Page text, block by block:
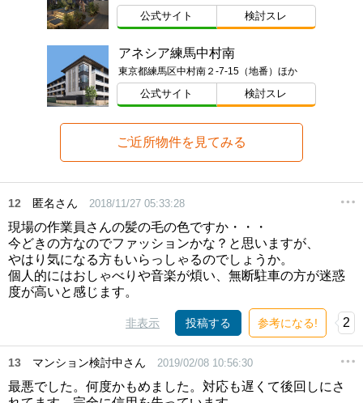
公式サイト 検討スレ
アネシア練馬中村南
東京都練馬区中村南２-7-15（地番）ほか
公式サイト 検討スレ
ご近所物件を見てみる
12 匿名さん 2018/11/27 05:33:28
現場の作業員さんの髪の毛の色ですか・・・
今どきの方なのでファッションかな？と思いますが、
やはり気になる方もいらっしゃるのでしょうか。
個人的にはおしゃべりや音楽が煩い、無断駐車の方が迷惑
度が高いと感じます。
非表示 投稿する 参考になる! 2
13 マンション検討中さん 2019/02/08 10:56:30
最悪でした。何度かもめました。対応も遅くて後回しにさ